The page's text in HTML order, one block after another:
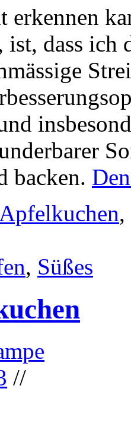
erkennen
ist, dass
backen.
Apfelkuchen,
, Süßes
//